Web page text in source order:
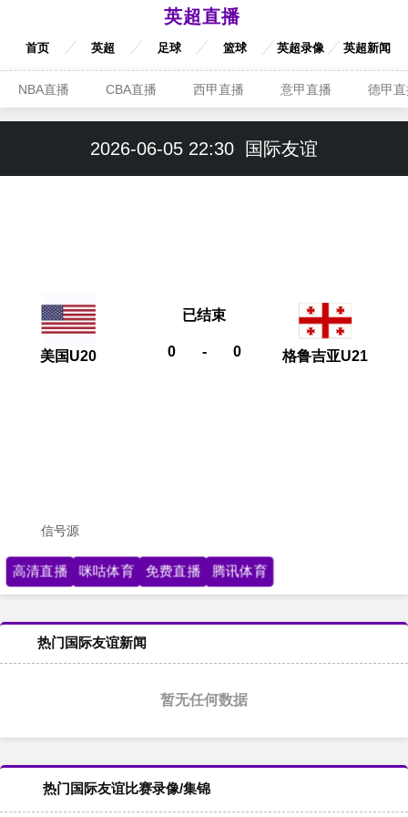
英超直播
首页 英超 足球 篮球 英超录像 英超新闻
NBA直播 CBA直播 西甲直播 意甲直播 德甲
2026-06-05 22:30 国际友谊
美国U20 0 - 0
已结束
格鲁吉亚U21
信号源
高清直播 咪咕体育 免费直播 腾讯体育
热门国际友谊新闻
暂无任何数据
热门国际友谊比赛录像/集锦